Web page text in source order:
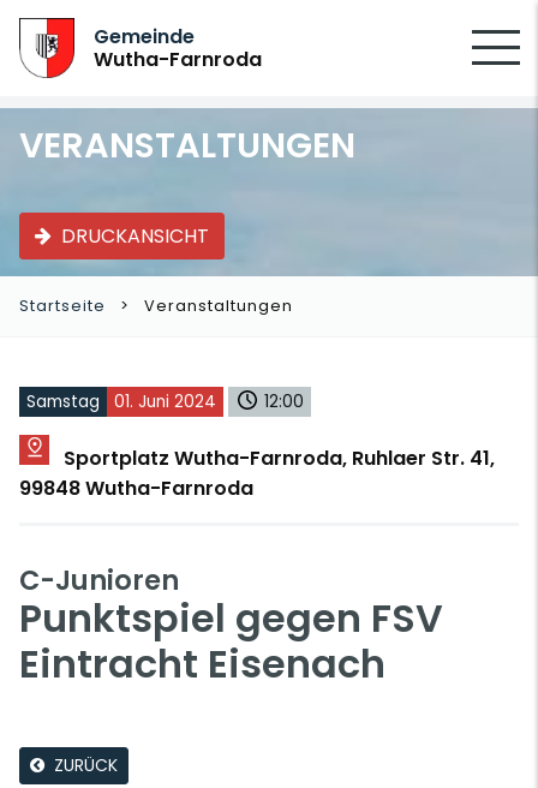
Gemeinde
Wutha-Farnroda
VERANSTALTUNGEN
DRUCKANSICHT
Startseite Veranstaltungen
Samstag 01. Juni 2024 12:00
Sportplatz Wutha-Farnroda, Ruhlaer Str. 41,
99848 Wutha-Farnroda
C-Junioren
Punktspiel gegen FSV
Eintracht Eisenach
ZURÜCK